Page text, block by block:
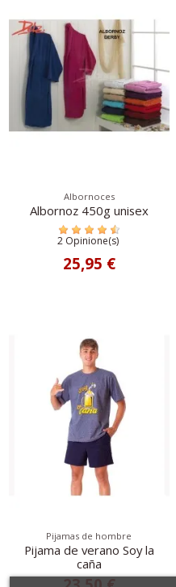
Albornoces
Albornoz 450g unisex
2 Opinione(s)
25,95 €
Pijamas de hombre
Pijama de verano Soy la
caña